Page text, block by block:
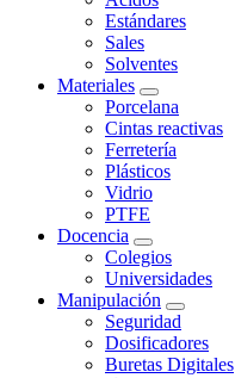
Estándares
Sales
Solventes
Materiales
Porcelana
Cintas reactivas
Ferretería
Plásticos
Vidrio
PTFE
Docencia
Colegios
Universidades
Manipulación
Seguridad
Dosificadores
Buretas Digitales